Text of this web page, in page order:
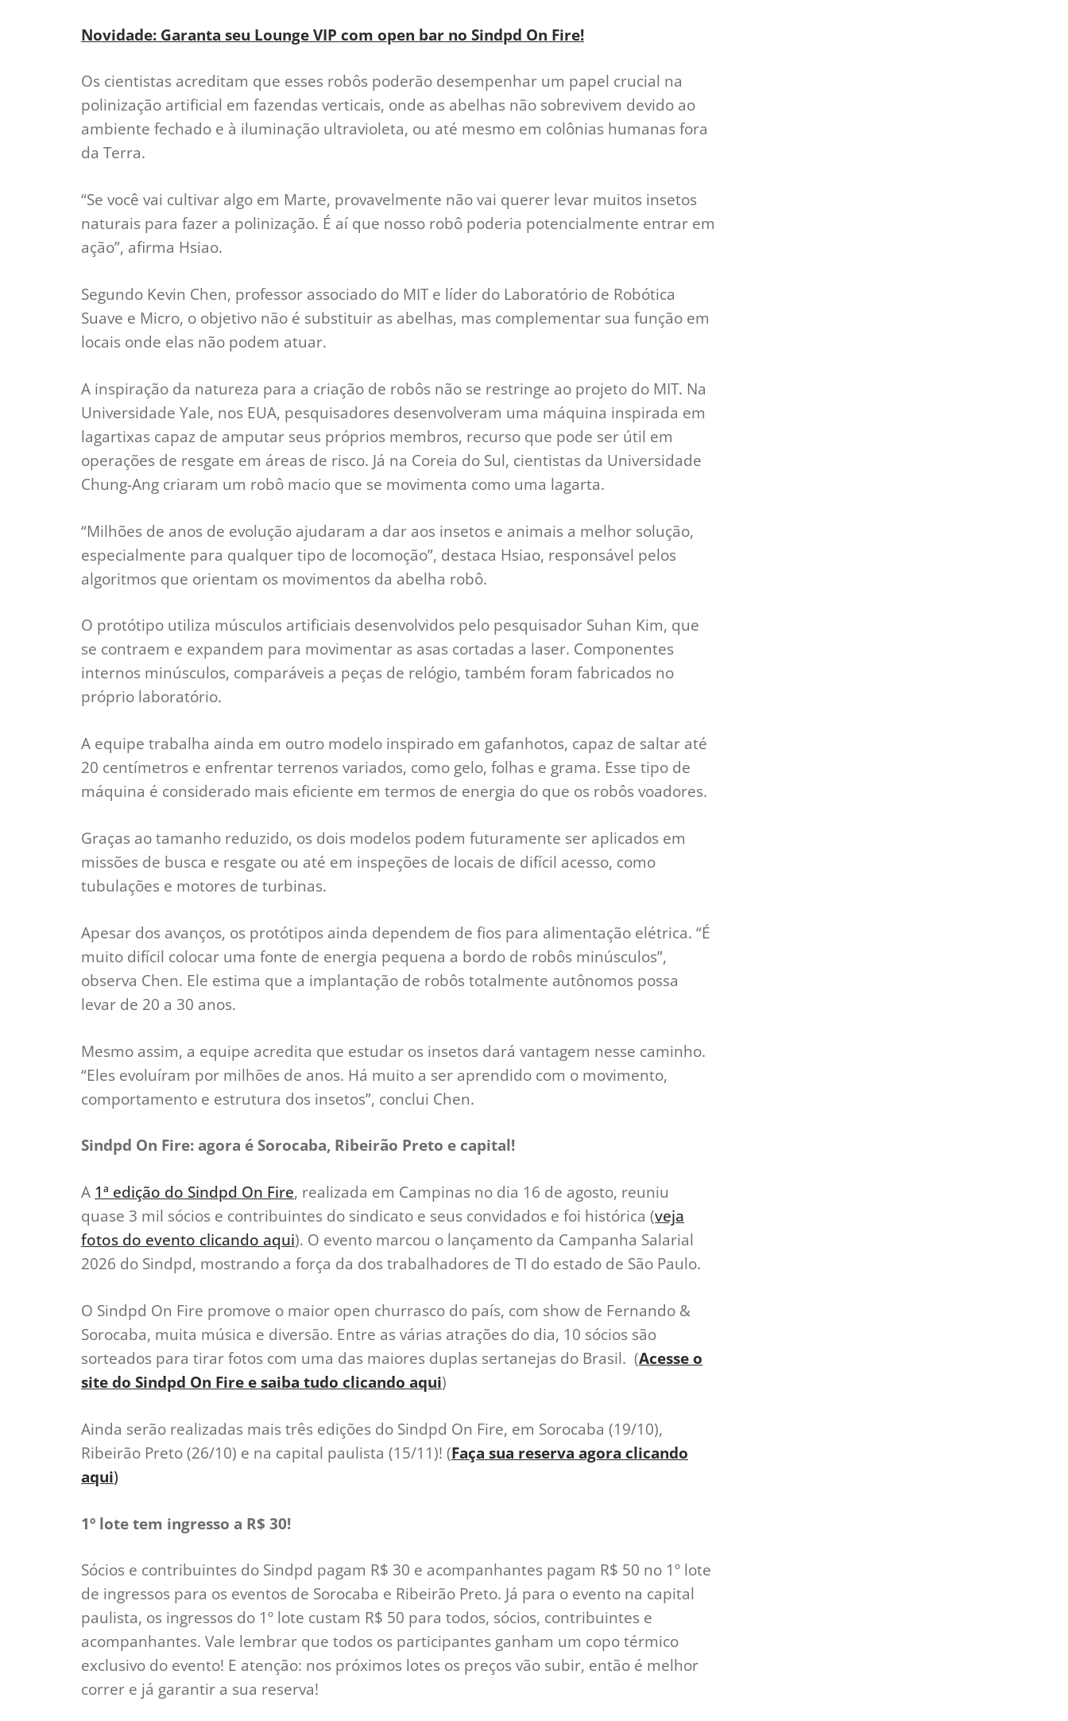
Novidade: Garanta seu Lounge VIP com open bar no Sindpd On Fire!
Os cientistas acreditam que esses robôs poderão desempenhar um papel crucial na
polinização artificial em fazendas verticais, onde as abelhas não sobrevivem devido ao
ambiente fechado e à iluminação ultravioleta, ou até mesmo em colônias humanas fora
da Terra.
“Se você vai cultivar algo em Marte, provavelmente não vai querer levar muitos insetos
naturais para fazer a polinização. É aí que nosso robô poderia potencialmente entrar em
ação”, afirma Hsiao.
Segundo Kevin Chen, professor associado do MIT e líder do Laboratório de Robótica
Suave e Micro, o objetivo não é substituir as abelhas, mas complementar sua função em
locais onde elas não podem atuar.
A inspiração da natureza para a criação de robôs não se restringe ao projeto do MIT. Na
Universidade Yale, nos EUA, pesquisadores desenvolveram uma máquina inspirada em
lagartixas capaz de amputar seus próprios membros, recurso que pode ser útil em
operações de resgate em áreas de risco. Já na Coreia do Sul, cientistas da Universidade
Chung-Ang criaram um robô macio que se movimenta como uma lagarta.
“Milhões de anos de evolução ajudaram a dar aos insetos e animais a melhor solução,
especialmente para qualquer tipo de locomoção”, destaca Hsiao, responsável pelos
algoritmos que orientam os movimentos da abelha robô.
O protótipo utiliza músculos artificiais desenvolvidos pelo pesquisador Suhan Kim, que
se contraem e expandem para movimentar as asas cortadas a laser. Componentes
internos minúsculos, comparáveis a peças de relógio, também foram fabricados no
próprio laboratório.
A equipe trabalha ainda em outro modelo inspirado em gafanhotos, capaz de saltar até
20 centímetros e enfrentar terrenos variados, como gelo, folhas e grama. Esse tipo de
máquina é considerado mais eficiente em termos de energia do que os robôs voadores.
Graças ao tamanho reduzido, os dois modelos podem futuramente ser aplicados em
missões de busca e resgate ou até em inspeções de locais de difícil acesso, como
tubulações e motores de turbinas.
Apesar dos avanços, os protótipos ainda dependem de fios para alimentação elétrica. “É
muito difícil colocar uma fonte de energia pequena a bordo de robôs minúsculos”,
observa Chen. Ele estima que a implantação de robôs totalmente autônomos possa
levar de 20 a 30 anos.
Mesmo assim, a equipe acredita que estudar os insetos dará vantagem nesse caminho.
“Eles evoluíram por milhões de anos. Há muito a ser aprendido com o movimento,
comportamento e estrutura dos insetos”, conclui Chen.
Sindpd On Fire: agora é Sorocaba, Ribeirão Preto e capital!
A 1ª edição do Sindpd On Fire, realizada em Campinas no dia 16 de agosto, reuniu
quase 3 mil sócios e contribuintes do sindicato e seus convidados e foi histórica (veja
fotos do evento clicando aqui). O evento marcou o lançamento da Campanha Salarial
2026 do Sindpd, mostrando a força da dos trabalhadores de TI do estado de São Paulo.
O Sindpd On Fire promove o maior open churrasco do país, com show de Fernando &
Sorocaba, muita música e diversão. Entre as várias atrações do dia, 10 sócios são
sorteados para tirar fotos com uma das maiores duplas sertanejas do Brasil. (Acesse o
site do Sindpd On Fire e saiba tudo clicando aqui)
Ainda serão realizadas mais três edições do Sindpd On Fire, em Sorocaba (19/10),
Ribeirão Preto (26/10) e na capital paulista (15/11)! (Faça sua reserva agora clicando
aqui)
1º lote tem ingresso a R$ 30!
Sócios e contribuintes do Sindpd pagam R$ 30 e acompanhantes pagam R$ 50 no 1º lote
de ingressos para os eventos de Sorocaba e Ribeirão Preto. Já para o evento na capital
paulista, os ingressos do 1º lote custam R$ 50 para todos, sócios, contribuintes e
acompanhantes. Vale lembrar que todos os participantes ganham um copo térmico
exclusivo do evento! E atenção: nos próximos lotes os preços vão subir, então é melhor
correr e já garantir a sua reserva!